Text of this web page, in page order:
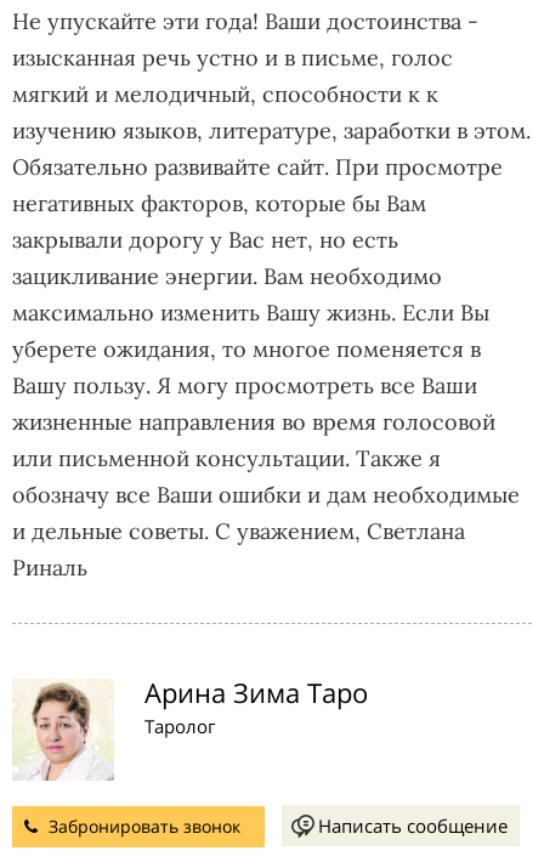
Не упускайте эти года! Ваши достоинства -
изысканная речь устно и в письме, голос
мягкий и мелодичный, способности к к
изучению языков, литературе, заработки в этом.
Обязательно развивайте сайт. При просмотре
негативных факторов, которые бы Вам
закрывали дорогу у Вас нет, но есть
зацикливание энергии. Вам необходимо
максимально изменить Вашу жизнь. Если Вы
уберете ожидания, то многое поменяется в
Вашу пользу. Я могу просмотреть все Ваши
жизненные направления во время голосовой
или письменной консультации. Также я
обозначу все Ваши ошибки и дам необходимые
и дельные советы. С уважением, Светлана
Риналь
Арина Зима Таро
Таролог
Забронировать звонок Написать сообщение